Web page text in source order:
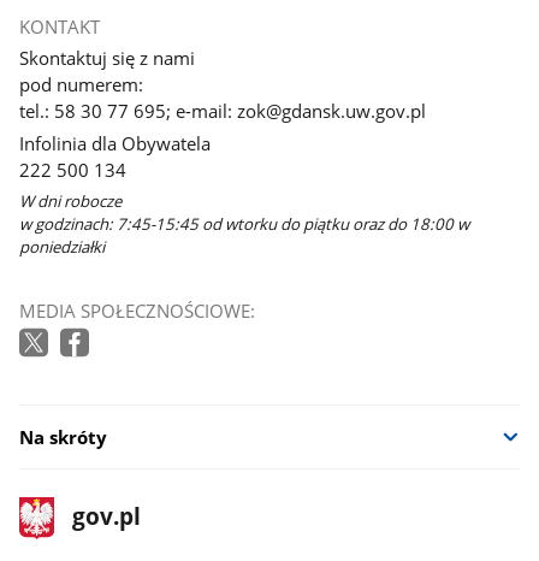
KONTAKT
Skontaktuj się z nami
pod numerem:
tel.: 58 30 77 695; e-mail: zok@gdansk.uw.gov.pl
Infolinia dla Obywatela
222 500 134
W dni robocze
w godzinach: 7:45-15:45 od wtorku do piątku oraz do 18:00 w
poniedziałki
MEDIA SPOŁECZNOŚCIOWE:
Na skróty
stopka
gov.pl
Strona
gov.pl